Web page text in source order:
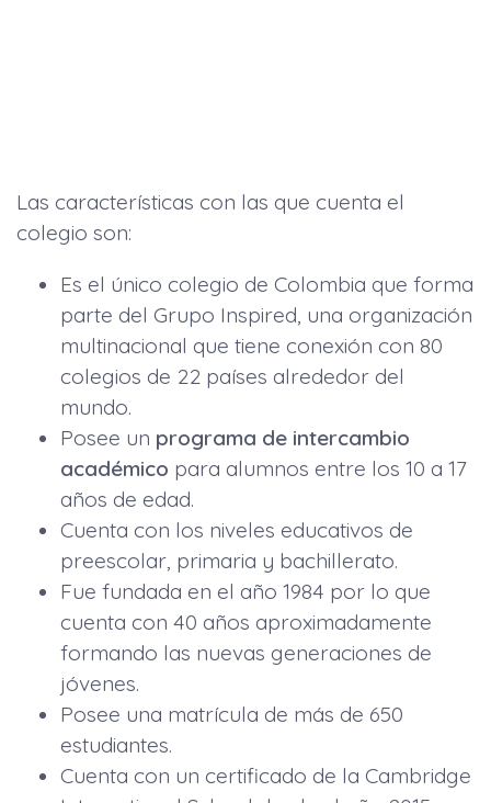
Las características con las que cuenta el
colegio son:
Es el único colegio de Colombia que forma
parte del Grupo Inspired, una organización
multinacional que tiene conexión con 80
colegios de 22 países alrededor del
mundo.
Posee un programa de intercambio
académico para alumnos entre los 10 a 17
años de edad.
Cuenta con los niveles educativos de
preescolar, primaria y bachillerato.
Fue fundada en el año 1984 por lo que
cuenta con 40 años aproximadamente
formando las nuevas generaciones de
jóvenes.
Posee una matrícula de más de 650
estudiantes.
Cuenta con un certificado de la Cambridge